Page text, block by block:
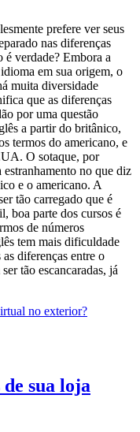
prefere ver seus
nas diferenças
verdade? Embora a
em sua origem, o
muita diversidade
que as diferenças
por uma questão
a partir do britânico,
termos do americano, e
O sotaque, por
estranhamento no que diz
e o americano. A
tão carregado que é
boa parte dos cursos é
de números
tem mais dificuldade
diferenças entre o
tão escancaradas, já
sua loja